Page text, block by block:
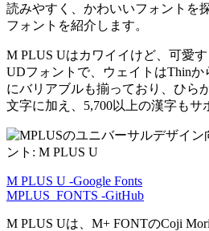
読みやすく、かわいいフォントを
フォントを紹介します。
M PLUS Uはカワイイけど、可愛
UDフォントで、ウェイトはThinか
にバリアブルも揃っており、ひら
文字に加え、5,700以上の漢字もサ
M PLUS U -Google Fonts
MPLUS_FONTS -GitHub
M PLUS Uは、M+ FONTのCoji